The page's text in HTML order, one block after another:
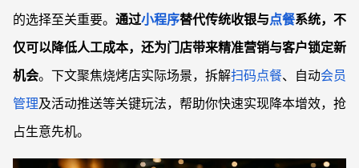
的选择至关重要。 通过小程序替代传统收银与点餐系统，不
仅可以降低人工成本，还为门店带来精准营销与客户锁定新
机会。下文聚焦烧烤店实际场景，拆解扫码点餐、自动会员
管理及活动推送等关键玩法，帮助你快速实现降本增效，抢
占生意先机。